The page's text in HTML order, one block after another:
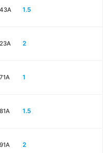
1.5
2
1
1.5
2